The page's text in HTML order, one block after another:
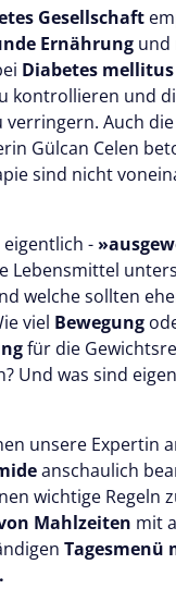
Gesellschaft
Ernährung und
Diabetes mellitus
kontrollieren und
verringern. Auch
Gülcan Celen
sind nicht
-
Lebensmittel
welche sollten
viel Bewegung
für die
Und was sind
unsere Expertin
anschaulich
wichtige Regeln
Mahlzeiten mit
Tagesmenü